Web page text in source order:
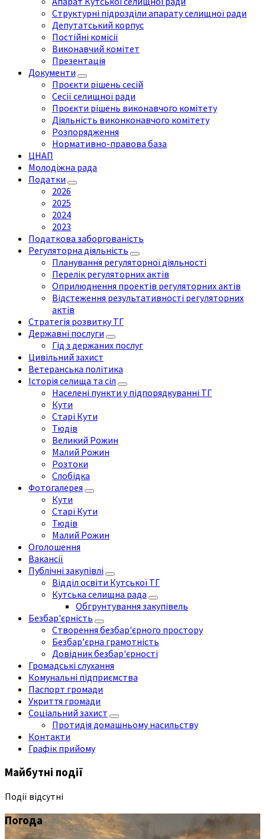
Структурні підрозділи апарату селищної ради
Депутатський корпус
Постійні комісії
Виконавчий комітет
Презентація
Документи
Проєкти рішень сесій
Сесії селищної ради
Проєкти рішень виконавчого комітету
Діяльність виконконавчого комітету
Розпорядження
Нормативно-правова база
ЦНАП
Молодіжна рада
Податки
2026
2025
2024
2023
Податкова заборгованість
Регуляторна діяльність
Планування регуляторної діяльності
Перелік регуляторних актів
Оприлюднення проектів регуляторних актів
Відстеження результативності регуляторних
актів
Стратегія розвитку ТГ
Державні послуги
Гід з держаних послуг
Цивільний захист
Ветеранська політика
Історія селища та сіл
Населені пункти у підпорядкуванні ТГ
Кути
Старі Кути
Тюдів
Великий Рожин
Малий Рожин
Розтоки
Слобідка
Фотогалерея
Кути
Старі Кути
Тюдів
Малий Рожин
Оголошення
Вакансії
Публічні закупівлі
Відділ освіти Кутської ТГ
Кутська селищна рада
Обгрунтування закупівель
Безбар'єрність
Створення безбар'єрного простору
Безбар’єрна грамотність
Довідник безбар'єрності
Громадські слухання
Комунальні підприємства
Паспорт громади
Укриття громади
Соціальний захист
Протидія домашньому насильству
Контакти
Графік прийому
Майбутні події
Події відсутні
Погода